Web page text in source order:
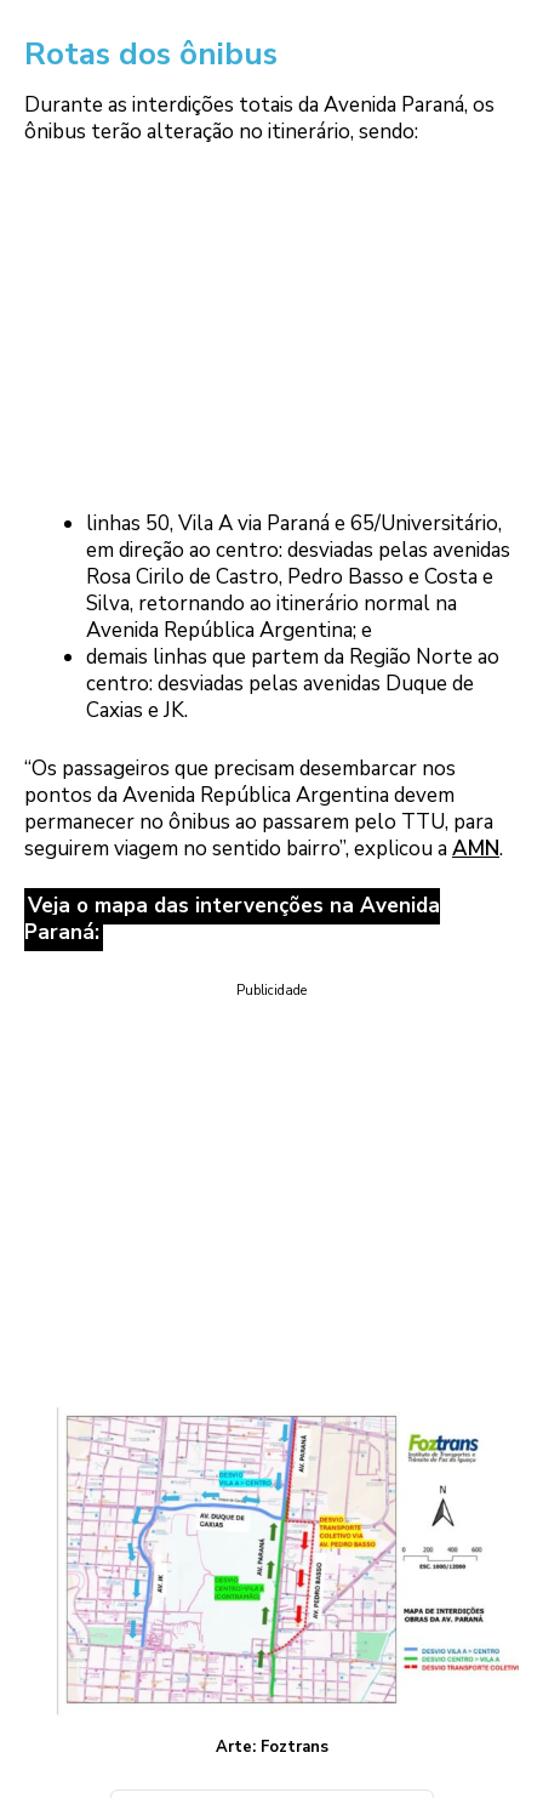
Rotas dos ônibus
Durante as interdições totais da Avenida Paraná, os
ônibus terão alteração no itinerário, sendo:
linhas 50, Vila A via Paraná e 65/Universitário,
em direção ao centro: desviadas pelas avenidas
Rosa Cirilo de Castro, Pedro Basso e Costa e
Silva, retornando ao itinerário normal na
Avenida República Argentina; e
demais linhas que partem da Região Norte ao
centro: desviadas pelas avenidas Duque de
Caxias e JK.
“Os passageiros que precisam desembarcar nos
pontos da Avenida República Argentina devem
permanecer no ônibus ao passarem pelo TTU, para
seguirem viagem no sentido bairro”, explicou aAMN.
Veja o mapa das intervenções na Avenida
Paraná:
Publicidade
Arte: Foztrans